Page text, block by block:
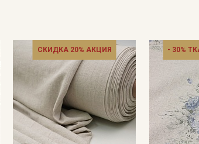
СКИДКА 20% АКЦИЯ - 30%